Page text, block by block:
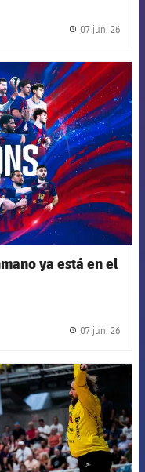
07 jun. 26
badge
ya está en el
07 jun. 26
badge